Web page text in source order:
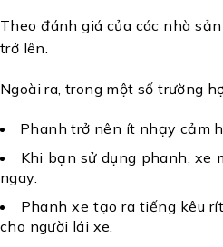
Theo đánh giá của các nhà
trở lên.
Ngoài ra, trong một số trường
Phanh trở nên ít nhạy cảm
Khi bạn sử dụng phanh, xe
ngay.
Phanh xe tạo ra tiếng kêu
cho người lái xe.